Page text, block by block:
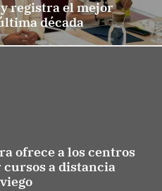
registra el mejor
década
ofrece a los centros
a distancia